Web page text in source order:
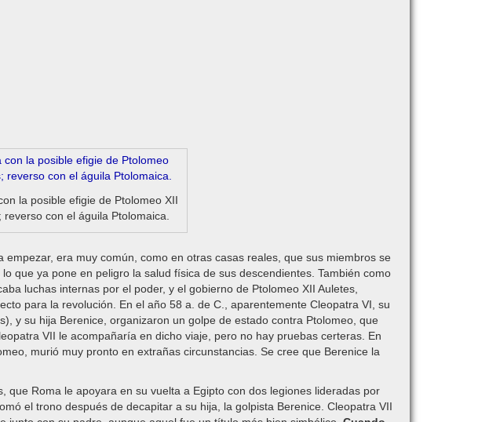
la posible efigie de Ptolomeo XII
reverso con el águila Ptolomaica.
empezar, era muy común, como en otras casas reales, que sus miembros se
que ya pone en peligro la salud física de sus descendientes. También como
luchas internas por el poder, y el gobierno de Ptolomeo XII Auletes,
para la revolución. En el año 58 a. de C., aparentemente Cleopatra VI, su
y su hija Berenice, organizaron un golpe de estado contra Ptolomeo, que
VII le acompañaría en dicho viaje, pero no hay pruebas certeras. En
murió muy pronto en extrañas circunstancias. Se cree que Berenice la
que Roma le apoyara en su vuelta a Egipto con dos legiones lideradas por
el trono después de decapitar a su hija, la golpista Berenice. Cleopatra VII